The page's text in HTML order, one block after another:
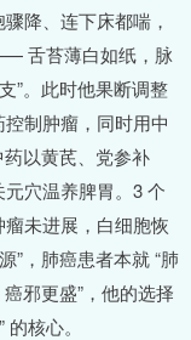
降、连下床都喘，
舌苔薄白如纸，脉
”。此时他果断调整
制肿瘤，同时用中
药以黄芪、党参补
穴温养脾胃。3 个
未进展，白细胞恢
”，肺癌患者本就 “肺
邪更盛”，他的选择
核心。